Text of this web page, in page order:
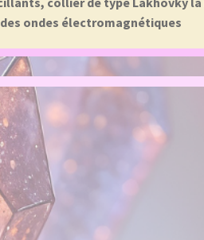
ondes électromagnétiques